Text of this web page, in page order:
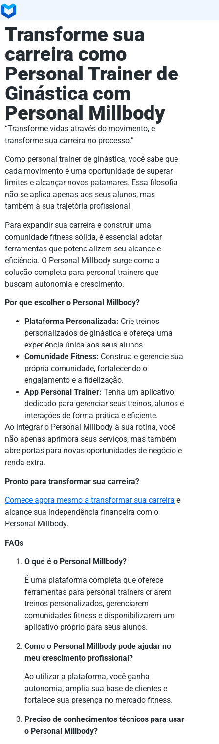
Transforme sua
carreira como
Personal Trainer de
Ginástica com
Personal Millbody
“Transforme vidas através do movimento, e
transforme sua carreira no processo.”
Como personal trainer de ginástica, você sabe que
cada movimento é uma oportunidade de superar
limites e alcançar novos patamares. Essa filosofia
não se aplica apenas aos seus alunos, mas
também à sua trajetória profissional.
Para expandir sua carreira e construir uma
comunidade fitness sólida, é essencial adotar
ferramentas que potencializem seu alcance e
eficiência. O Personal Millbody surge como a
solução completa para personal trainers que
buscam autonomia e crescimento.
Por que escolher o Personal Millbody?
Plataforma Personalizada: Crie treinos
personalizados de ginástica e ofereça uma
experiência única aos seus alunos.
Comunidade Fitness: Construa e gerencie sua
própria comunidade, fortalecendo o
engajamento e a fidelização.
App Personal Trainer: Tenha um aplicativo
dedicado para gerenciar seus treinos, alunos e
interações de forma prática e eficiente.
Ao integrar o Personal Millbody à sua rotina, você
não apenas aprimora seus serviços, mas também
abre portas para novas oportunidades de negócio e
renda extra.
Pronto para transformar sua carreira?
Comece agora mesmo a transformar sua carreira e
alcance sua independência financeira com o
Personal Millbody.
FAQs
O que é o Personal Millbody?
É uma plataforma completa que oferece
ferramentas para personal trainers criarem
treinos personalizados, gerenciarem
comunidades fitness e disponibilizarem um
aplicativo próprio para seus alunos.
Como o Personal Millbody pode ajudar no
meu crescimento profissional?
Ao utilizar a plataforma, você ganha
autonomia, amplia sua base de clientes e
fortalece sua presença no mercado fitness.
Preciso de conhecimentos técnicos para usar
o Personal Millbody?